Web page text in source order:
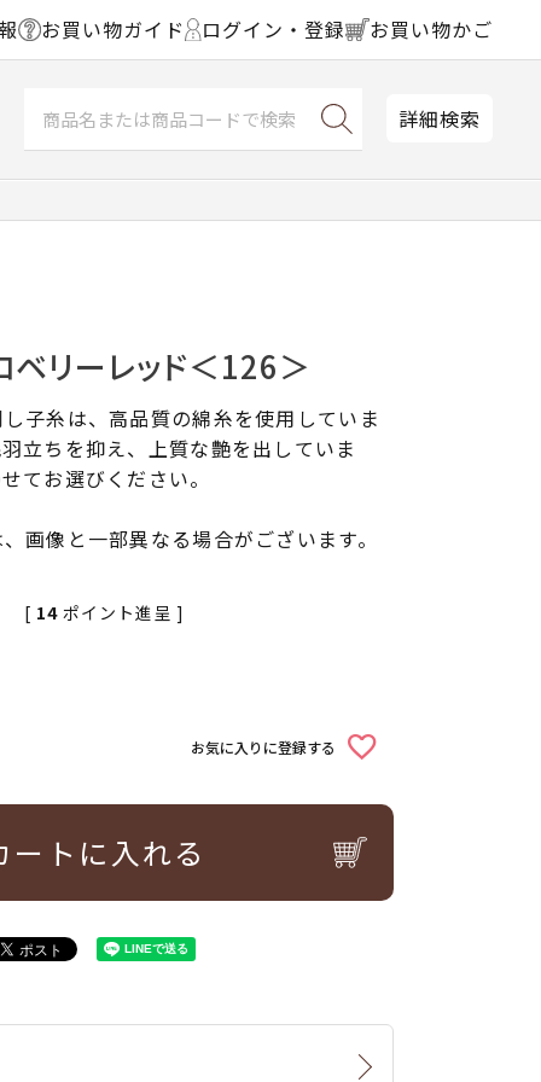
お買い物ガイド ログイン・登録 お買い物かご
詳細検索
ベリーレッド＜126＞
子糸は、高品質の綿糸を使用していま
立ちを抑え、上質な艶を出していま
てお選びください。
画像と一部異なる場合がございます。
[ 14 ポイント進呈 ]
お気に入りに登録する
ートに入れる